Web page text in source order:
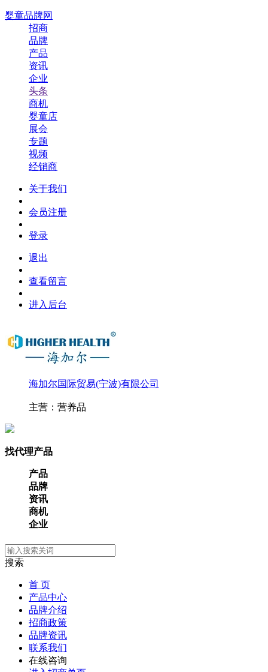
婴童品牌网
招商
品牌
产品
资讯
企业
头条
商机
婴童店
展会
专题
视频
经销商
关于我们
会员注册
登录
退出
查看留言
进入后台
海加尔国际贸易(宁波)有限公司
主营：营养品
找代理产品
产品
品牌
资讯
商机
企业
搜索
首 页
产品中心
品牌介绍
招商政策
品牌资讯
联系我们
在线咨询